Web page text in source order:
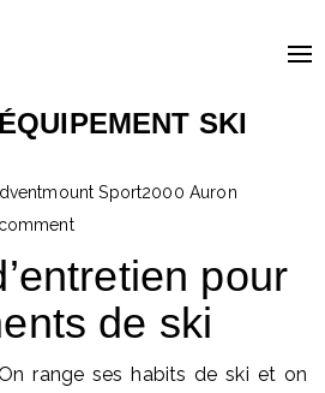
ÉQUIPEMENT SKI
Sport2000 Auron
comment
pour
de ski
range ses habits de ski et on